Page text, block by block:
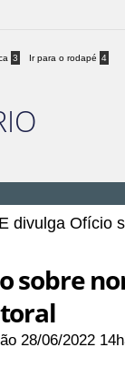
3 Ir para o rodapé 4
divulga Ofício
sobre
28/06/2022